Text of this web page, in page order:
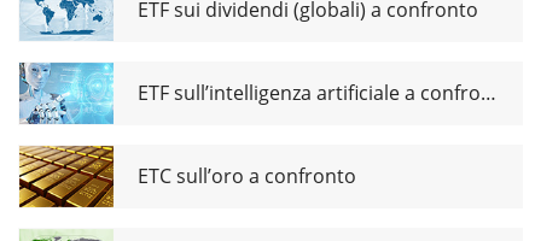
ETF sui dividendi (globali) a confronto
ETF sull’intelligenza artificiale a confronto
ETC sull’oro a confronto